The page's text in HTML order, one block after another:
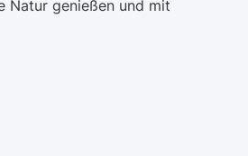
Natur genießen und mit